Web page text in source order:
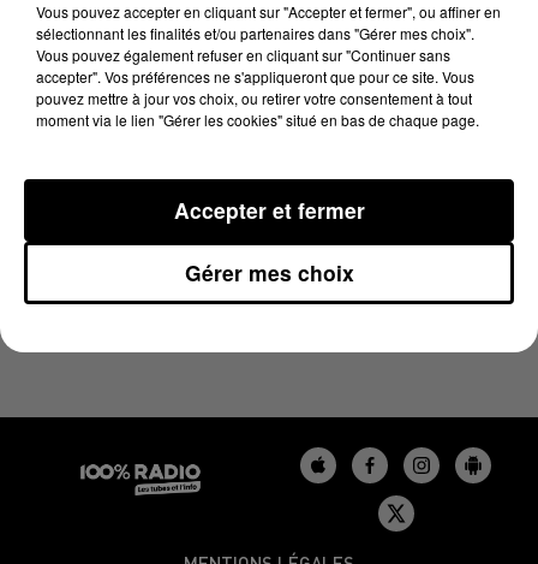
11 mai 2025 - 1 min 13 sec
L'AGENDA DE L'AUDE DU 11/05/2025 À 07H44
Vous pouvez accepter en cliquant sur "Accepter et fermer", ou affiner en
sélectionnant les finalités et/ou partenaires dans "Gérer mes choix".
Vous pouvez également refuser en cliquant sur "Continuer sans
accepter". Vos préférences ne s'appliqueront que pour ce site. Vous
pouvez mettre à jour vos choix, ou retirer votre consentement à tout
moment via le lien "Gérer les cookies" situé en bas de chaque page.
Gérer mes choix
Accepter et fermer